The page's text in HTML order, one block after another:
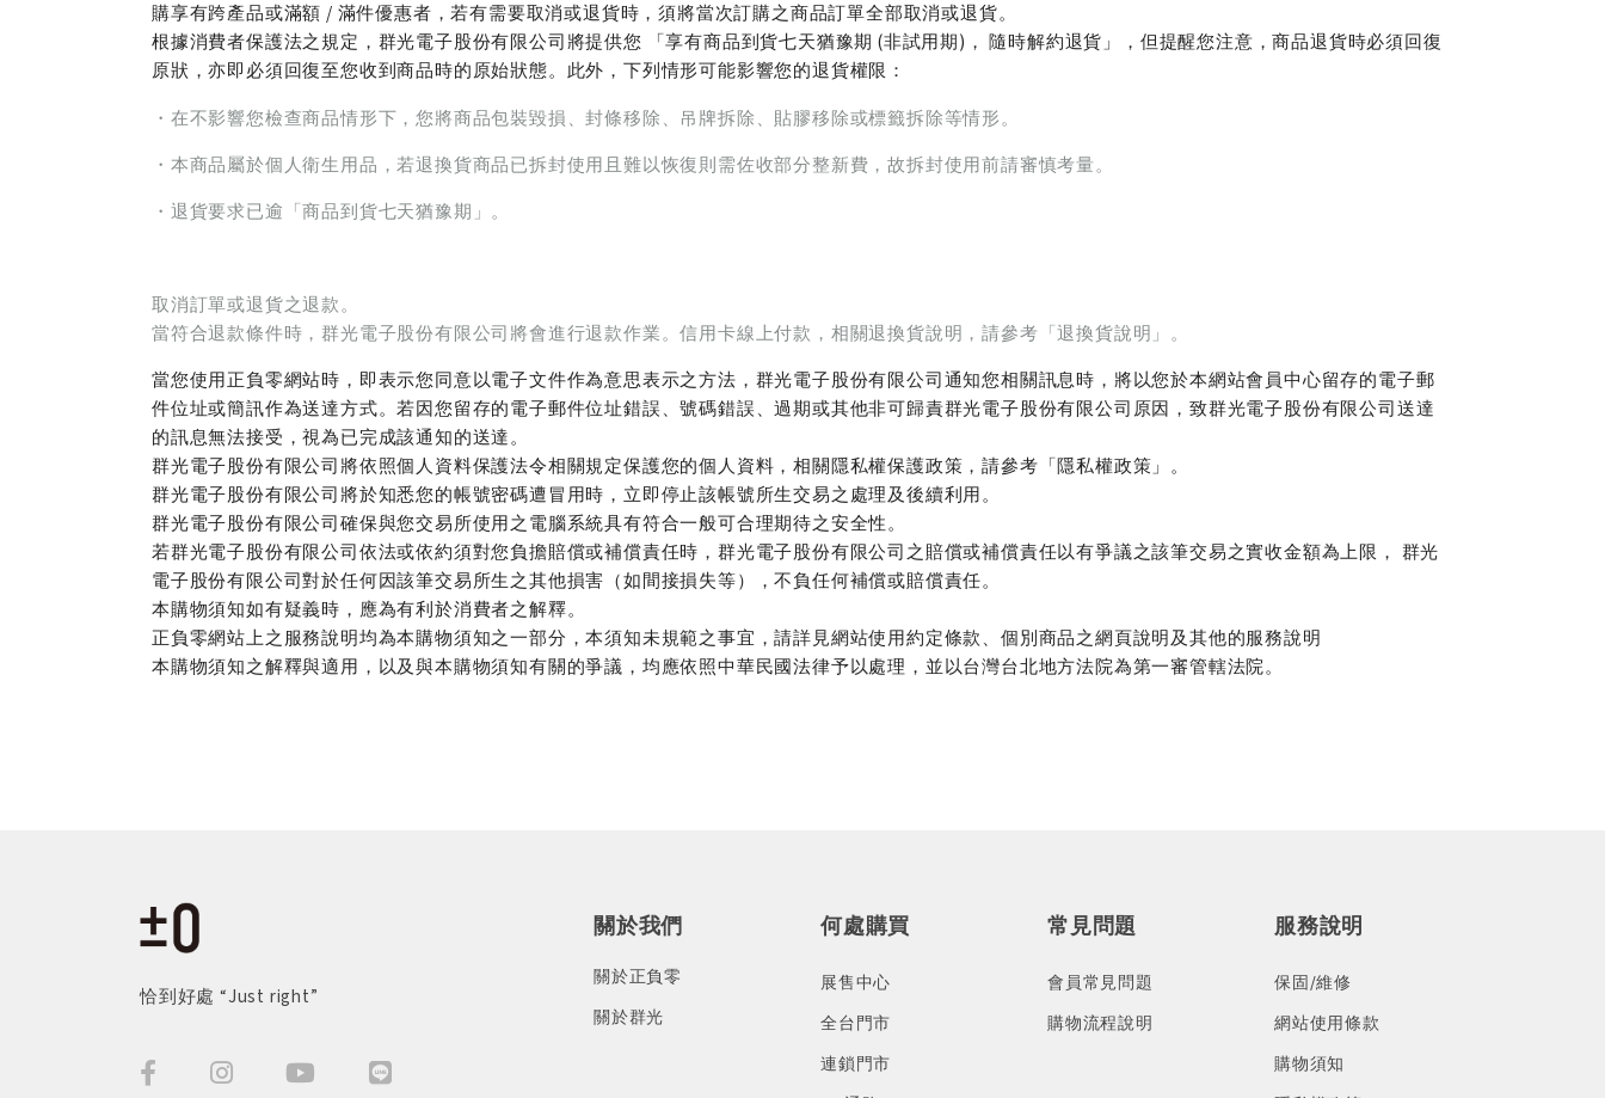
購享有跨產品或滿額 / 滿件優惠者，若有需要取消或退貨時，須將當次訂購之商品訂單全部取消或退貨。
根據消費者保護法之規定，群光電子股份有限公司將提供您 「享有商品到貨七天猶豫期 (非試用期)， 隨時解約退貨」，但提醒您注意，商品退貨時必須回復
原狀，亦即必須回復至您收到商品時的原始狀態。此外，下列情形可能影響您的退貨權限：
・在不影響您檢查商品情形下，您將商品包裝毀損、封條移除、吊牌拆除、貼膠移除或標籤拆除等情形。
・本商品屬於個人衛生用品，若退換貨商品已拆封使用且難以恢復則需佐收部分整新費，故拆封使用前請審慎考量。
・退貨要求已逾「商品到貨七天猶豫期」。
取消訂單或退貨之退款。
當符合退款條件時，群光電子股份有限公司將會進行退款作業。信用卡線上付款，相關退換貨說明，請參考「退換貨說明」。
當您使用正負零網站時，即表示您同意以電子文件作為意思表示之方法，群光電子股份有限公司通知您相關訊息時，將以您於本網站會員中心留存的電子郵
件位址或簡訊作為送達方式。若因您留存的電子郵件位址錯誤、號碼錯誤、過期或其他非可歸責群光電子股份有限公司原因，致群光電子股份有限公司送達
的訊息無法接受，視為已完成該通知的送達。
群光電子股份有限公司將依照個人資料保護法令相關規定保護您的個人資料，相關隱私權保護政策，請參考「隱私權政策」。
群光電子股份有限公司將於知悉您的帳號密碼遭冒用時，立即停止該帳號所生交易之處理及後續利用。
群光電子股份有限公司確保與您交易所使用之電腦系統具有符合一般可合理期待之安全性。
若群光電子股份有限公司依法或依約須對您負擔賠償或補償責任時，群光電子股份有限公司之賠償或補償責任以有爭議之該筆交易之實收金額為上限， 群光
電子股份有限公司對於任何因該筆交易所生之其他損害（如間接損失等），不負任何補償或賠償責任。
本購物須知如有疑義時，應為有利於消費者之解釋。
正負零網站上之服務說明均為本購物須知之一部分，本須知未規範之事宜，請詳見網站使用約定條款、個別商品之網頁說明及其他的服務說明
本購物須知之解釋與適用，以及與本購物須知有關的爭議，均應依照中華民國法律予以處理，並以台灣台北地方法院為第一審管轄法院。
恰到好處 “Just right”
關於我們
關於正負零
關於群光
何處購買
展售中心
全台門市
連鎖門市
常見問題
會員常見問題
購物流程說明
服務說明
保固/維修
網站使用條款
購物須知